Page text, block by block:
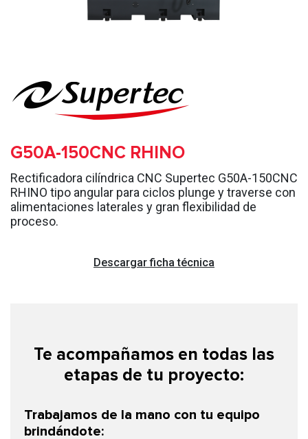
G50A-150CNC RHINO
Rectificadora cilíndrica CNC Supertec G50A-150CNC
RHINO tipo angular para ciclos plunge y traverse con
alimentaciones laterales y gran flexibilidad de
proceso.
Descargar ficha técnica
Te acompañamos en todas las
etapas de tu proyecto:
Trabajamos de la mano con tu equipo
brindándote: